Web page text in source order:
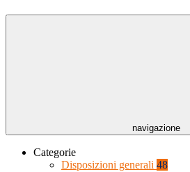
navigazione
Categorie
Disposizioni generali 48